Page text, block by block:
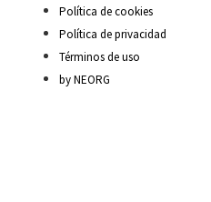
Política de cookies
Política de privacidad
Términos de uso
by NEORG